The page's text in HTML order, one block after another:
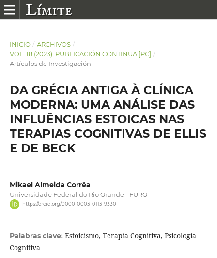
INICIO / ARCHIVOS /
VOL. 18 (2023): PUBLICACIÓN CONTINUA [PC] /
Artículos de Investigación
DA GRÉCIA ANTIGA À CLÍNICA
MODERNA: UMA ANÁLISE DAS
INFLUÊNCIAS ESTOICAS NAS
TERAPIAS COGNITIVAS DE ELLIS
E DE BECK
Mikael Almeida Corrêa
Universidade Federal do Rio Grande - FURG
https://orcid.org/0000-0003-0113-9330
Palabras clave: Estoicismo, Terapia Cognitiva, Psicología
Cognitiva